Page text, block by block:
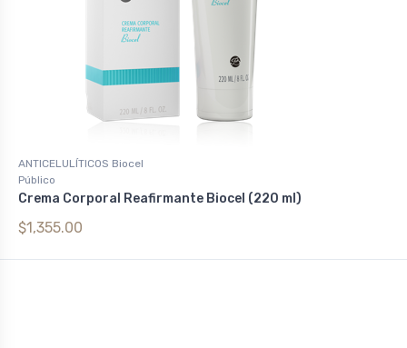
ANTICELULÍTICOS Biocel
Público
Crema Corporal Reafirmante Biocel (220 ml)
$1,355.00